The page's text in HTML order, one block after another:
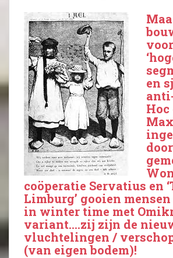
en
Hoc
coöperatie Servatius en
Limburg’ gooien
in winter time met
variant….zij zijn de
vluchtelingen /
(van eigen bodem)!